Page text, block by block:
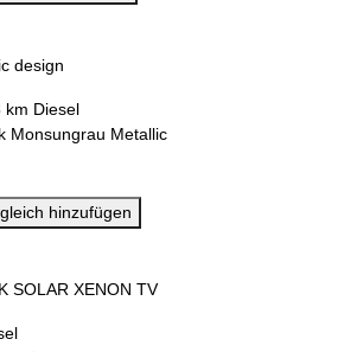
design
km Diesel
Monsungrau Metallic
hinzufügen
SOLAR XENON TV